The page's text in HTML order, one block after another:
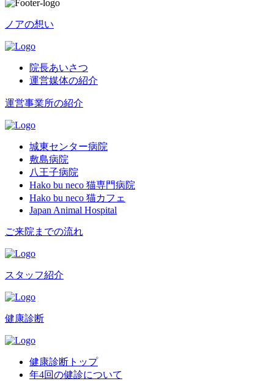
ノアの想い
院長あいさつ
運営媒体の紹介
運営事業所の紹介
城東センター病院
敷島病院
八王子病院
Hako bu neco 猫専門病院
Hako bu neco 猫カフェ
Japan Animal Hospital
ご来院までの流れ
スタッフ紹介
健康診断
健康診断トップ
年4回の健診について